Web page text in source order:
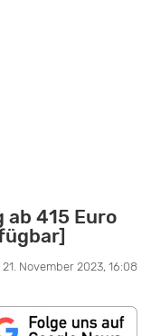
ab 415 Euro
21. November 2023, 16:08